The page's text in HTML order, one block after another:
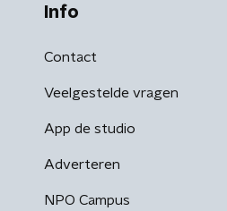
Info
Contact
Veelgestelde vragen
App de studio
Adverteren
NPO Campus